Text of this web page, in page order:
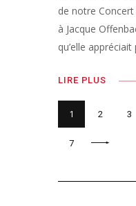
de notre Concert
à Jacque
qu’elle
LIRE PLUS
1 2 3
7